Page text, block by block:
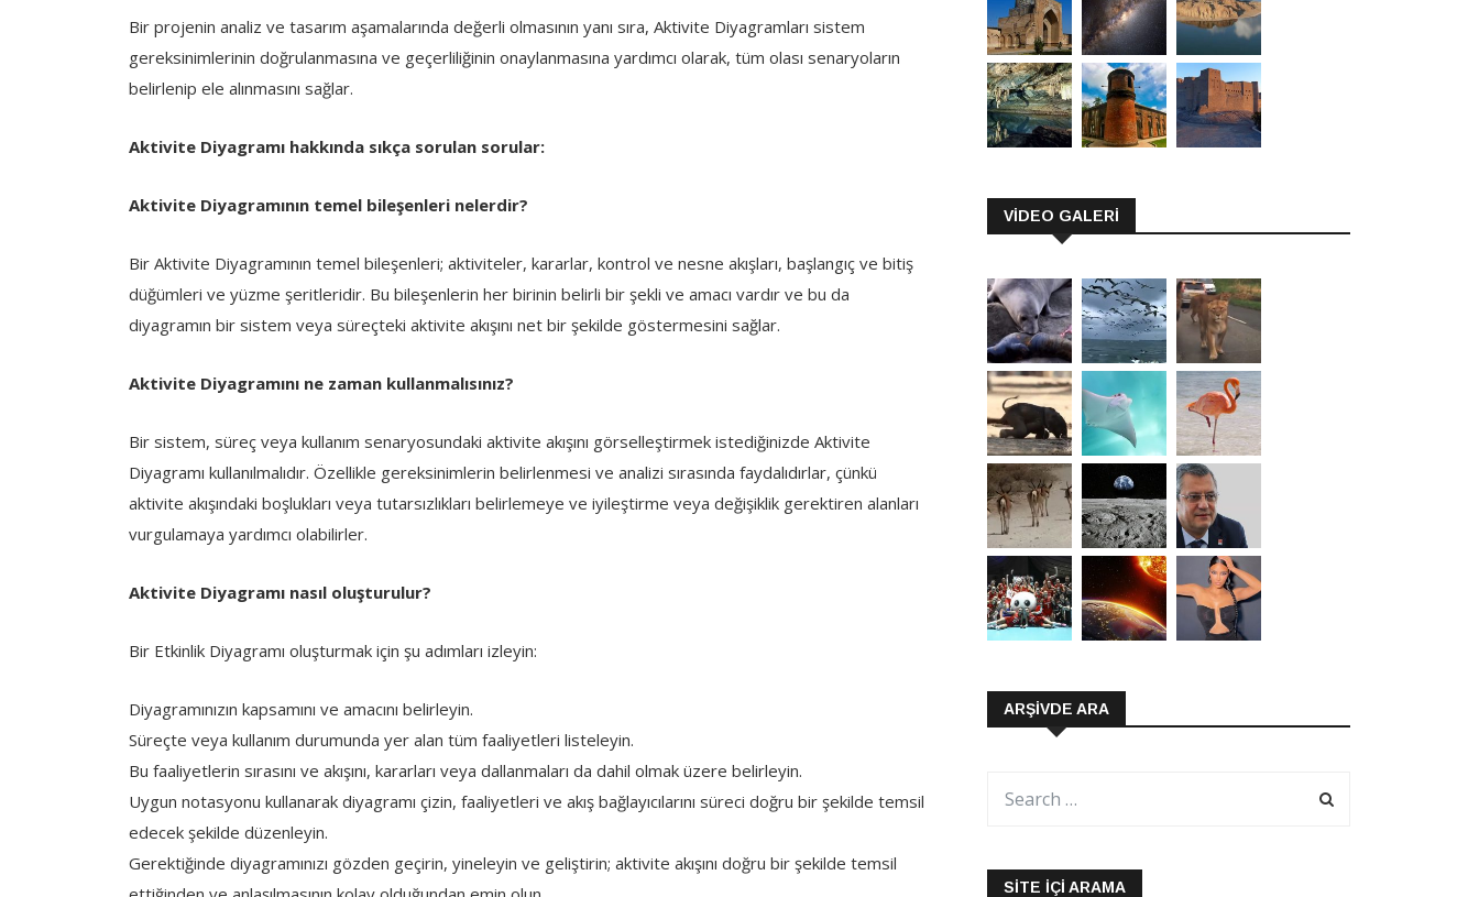
Bir projenin analiz ve tasarım aşamalarında değerli olmasının yanı sıra, Aktivite Diyagramları sistem
gereksinimlerinin doğrulanmasına ve geçerliliğinin onaylanmasına yardımcı olarak, tüm olası senaryoların
belirlenip ele alınmasını sağlar.
Aktivite Diyagramı hakkında sıkça sorulan sorular:
Aktivite Diyagramının temel bileşenleri nelerdir?
Bir Aktivite Diyagramının temel bileşenleri; aktiviteler, kararlar, kontrol ve nesne akışları, başlangıç ve bitiş
düğümleri ve yüzme şeritleridir. Bu bileşenlerin her birinin belirli bir şekli ve amacı vardır ve bu da
diyagramın bir sistem veya süreçteki aktivite akışını net bir şekilde göstermesini sağlar.
Aktivite Diyagramını ne zaman kullanmalısınız?
Bir sistem, süreç veya kullanım senaryosundaki aktivite akışını görselleştirmek istediğinizde Aktivite
Diyagramı kullanılmalıdır. Özellikle gereksinimlerin belirlenmesi ve analizi sırasında faydalıdırlar, çünkü
aktivite akışındaki boşlukları veya tutarsızlıkları belirlemeye ve iyileştirme veya değişiklik gerektiren alanları
vurgulamaya yardımcı olabilirler.
Aktivite Diyagramı nasıl oluşturulur?
Bir Etkinlik Diyagramı oluşturmak için şu adımları izleyin:
Diyagramınızın kapsamını ve amacını belirleyin.
Süreçte veya kullanım durumunda yer alan tüm faaliyetleri listeleyin.
Bu faaliyetlerin sırasını ve akışını, kararları veya dallanmaları da dahil olmak üzere belirleyin.
Uygun notasyonu kullanarak diyagramı çizin, faaliyetleri ve akış bağlayıcılarını süreci doğru bir şekilde temsil
edecek şekilde düzenleyin.
Gerektiğinde diyagramınızı gözden geçirin, yineleyin ve geliştirin; aktivite akışını doğru bir şekilde temsil
VİDEO GALERİ
ARŞIVDE ARA
SITE İÇI ARAMA